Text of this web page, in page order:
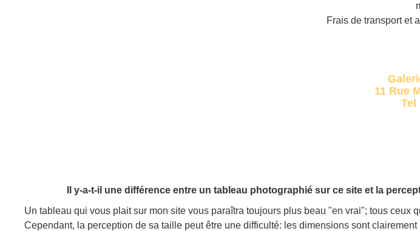
Frais de transport et
11 Rue
Tel
Il y-a-t-il une différence entre un tableau photographié sur ce site et la
Un tableau qui vous plait sur mon site vous paraîtra toujours plus beau "en vrai"; tous ceux
Cependant, la perception de sa taille peut être une difficulté: les dimensions sont